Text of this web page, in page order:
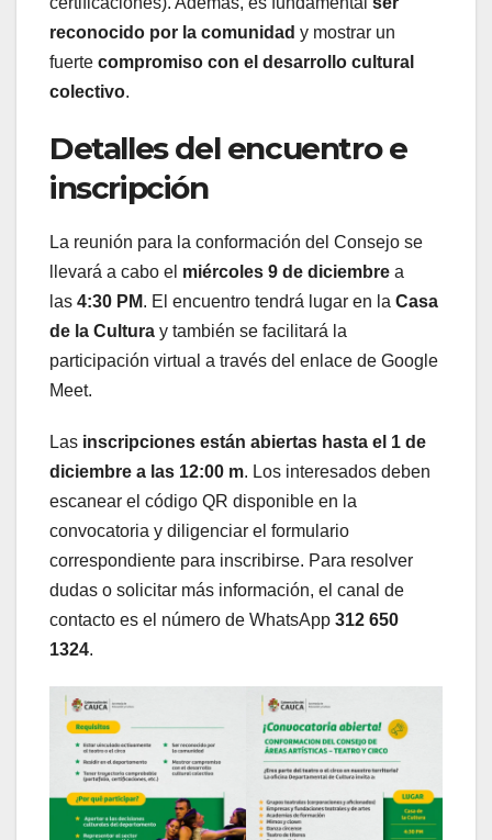
reconocido por la comunidad y mostrar un
fuerte compromiso con el desarrollo cultural
colectivo.
Detalles del encuentro e
inscripción
La reunión para la conformación del Consejo se
llevará a cabo el miércoles 9 de diciembre a
las 4:30 PM. El encuentro tendrá lugar en la Casa
de la Cultura y también se facilitará la
participación virtual a través del enlace de Google
Meet.
Las inscripciones están abiertas hasta el 1 de
diciembre a las 12:00 m. Los interesados deben
escanear el código QR disponible en la
convocatoria y diligenciar el formulario
correspondiente para inscribirse. Para resolver
dudas o solicitar más información, el canal de
contacto es el número de WhatsApp 312 650
1324.